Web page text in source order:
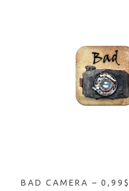
BAD CAMERA – 0,99$